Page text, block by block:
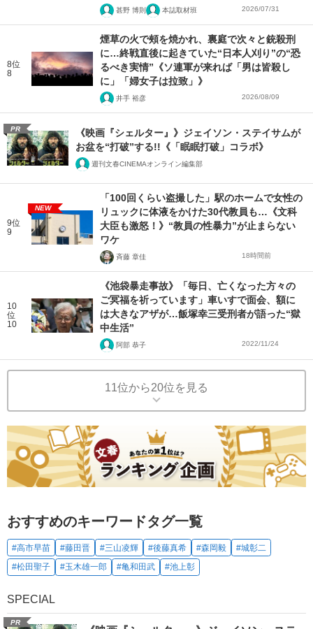
甚野 博則 本誌取材班 2026/07/31
8位
8
煙草の火で頰を焼かれ、裏庭で次々と銃殺刑
に…終戦直後に起きていた“日本人刈り”の“恐
るべき実情”《ソ連軍が来れば「男は皆殺し
に」「婦女子は拉致」》
井手 裕彦 2026/08/09
PR
《映画『シェルター』》ジェイソン・ステイサムが
お盆を“打破”する!!《「眠眠打破」コラボ》
週刊文春CINEMAオンライン編集部
9位
9
NEW
「100回くらい盗撮した」駅のホームで女性の
リュックに体液をかけた30代教員も…《文科
大臣も激怒！》“教員の性暴力”が止まらない
ワケ
斉藤 章佳 18時間前
10
位
10
《池袋暴走事故》「毎日、亡くなった方々の
ご冥福を祈っています」車いすで面会、額に
は大きなアザが…飯塚幸三受刑者が語った“獄
中生活”
阿部 恭子 2022/11/24
11位から20位を見る
おすすめのキーワードタグ一覧
#高市早苗 #藤田晋 #三山凌輝 #後藤真希 #森岡毅
#城彰二
#松田聖子
#玉木雄一郎 #亀和田武 #池上彰
SPECIAL
PR